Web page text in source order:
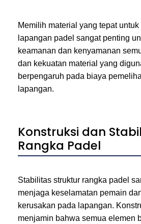
Memilih material yang tepat untuk
lapangan padel sangat penting
keamanan dan kenyamanan
dan kekuatan material yang
berpengaruh pada biaya
lapangan.
Konstruksi dan
Rangka Padel
Stabilitas struktur rangka padel
menjaga keselamatan pemain
kerusakan pada lapangan.
menjamin bahwa semua elemen